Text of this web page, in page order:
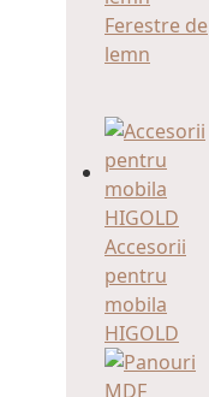
Ferestre de
lemn
Accesorii
pentru
mobila
HIGOLD